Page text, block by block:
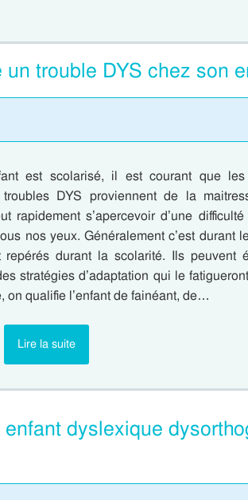
trouble DYS chez son
est scolarisé, il est courant que
DYS proviennent de la
rapidement s’apercevoir d’une difficulté
nos yeux. Généralement c’est durant
durant la scolarité. Ils peuvent
stratégies d’adaptation qui le
on qualifie l’enfant de fainéant, de…
Lire la suite
dyslexique